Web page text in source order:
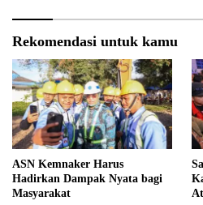
Rekomendasi untuk kamu
ASN Kemnaker Harus
Hadirkan Dampak Nyata bagi
Masyarakat